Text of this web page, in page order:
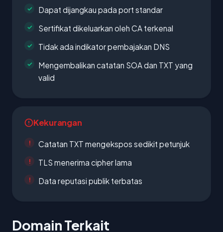
Dapat dijangkau pada port standar
Sertifikat dikeluarkan oleh CA terkenal
Tidak ada indikator pembajakan DNS
Mengembalikan catatan SOA dan TXT yang
valid
Kekurangan
Catatan TXT mengekspos sedikit petunjuk
TLS menerima cipher lama
Data reputasi publik terbatas
Domain Terkait